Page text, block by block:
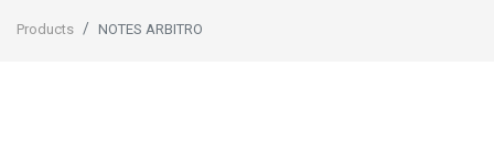
Products NOTES ARBITRO